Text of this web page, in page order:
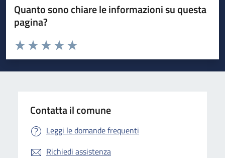
Quanto sono chiare le informazioni su questa
pagina?
Valuta da 1 a 5 stelle la pagina
Valuta 5 stelle su 5
Valuta 4 stelle su 5
Valuta 3 stelle su 5
Valuta 2 stelle su 5
Valuta 1 stelle su 5
Contatta il comune
Leggi le domande frequenti
Richiedi assistenza